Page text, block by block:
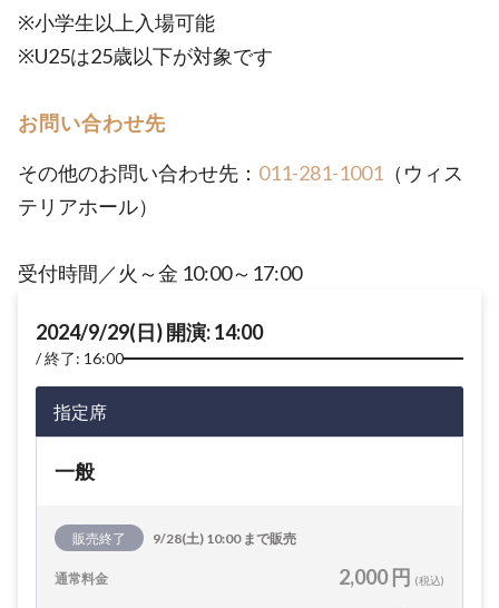
※小学生以上入場可能
※U25は25歳以下が対象です
お問い合わせ先
その他のお問い合わせ先： 011-281-1001 （ウィス
テリアホール）
受付時間／火～金 10:00～17:00
2024/9/29(日) 開演: 14:00
終了: 16:00
指定席
一般
販売終了 9/28(土) 10:00 まで販売
通常料金 2,000 円 (税込)